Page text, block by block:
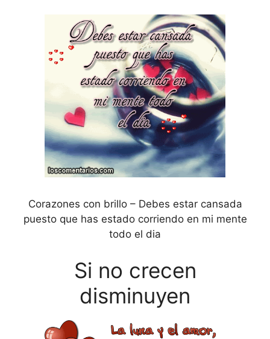
Corazones con brillo – Debes estar cansada
puesto que has estado corriendo en mi mente
todo el dia
Si no crecen
disminuyen